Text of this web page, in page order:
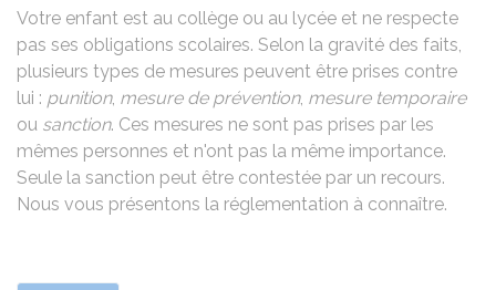
Votre enfant est au collège ou au lycée et ne respecte
pas ses obligations scolaires. Selon la gravité des faits,
plusieurs types de mesures peuvent être prises contre
lui : punition, mesure de prévention, mesure temporaire
ou sanction. Ces mesures ne sont pas prises par les
mêmes personnes et n'ont pas la même importance.
Seule la sanction peut être contestée par un recours.
Nous vous présentons la réglementation à connaître.